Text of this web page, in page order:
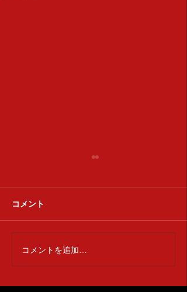
達喜会 下浚い
コメント
コメントを追加…